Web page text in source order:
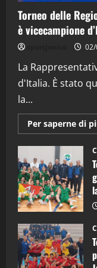
Torneo delle
è vicecampione
La
d'Italia. È stato
la...
Per saperne di